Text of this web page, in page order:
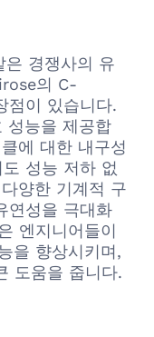
경쟁사의 유
의 C-
점이 있습니다.
성능을 제공합
에 대한 내구성
성능 저하 없
양한 기계적 구
연성을 극대화
엔지니어들이
을 향상시키며,
도움을 줍니다.